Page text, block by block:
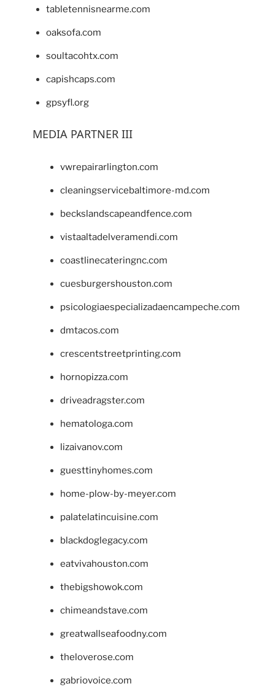
tabletennisnearme.com
oaksofa.com
soultacohtx.com
capishcaps.com
gpsyfl.org
MEDIA PARTNER III
vwrepairarlington.com
cleaningservicebaltimore-md.com
beckslandscapeandfence.com
vistaaltadelveramendi.com
coastlinecateringnc.com
cuesburgershouston.com
psicologiaespecializadaencampeche.com
dmtacos.com
crescentstreetprinting.com
hornopizza.com
driveadragster.com
hematologa.com
lizaivanov.com
guesttinyhomes.com
home-plow-by-meyer.com
palatelatincuisine.com
blackdoglegacy.com
eatvivahouston.com
thebigshowok.com
chimeandstave.com
greatwallseafoodny.com
theloverose.com
gabriovoice.com